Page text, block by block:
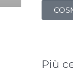
Più